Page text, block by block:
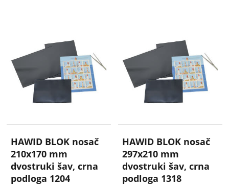
HAWID BLOK nosač
210x170 mm
dvostruki šav, crna
podloga 1204
HAWID BLOK nosač
297x210 mm
dvostruki šav, crna
podloga 1318